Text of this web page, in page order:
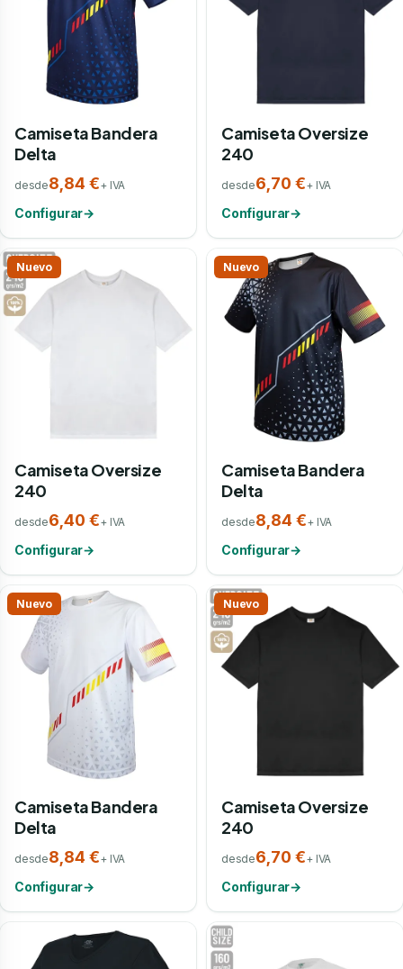
Camiseta Bandera
Delta
desde8,84 €+ IVA
Configurar→
Camiseta Oversize
240
desde6,70 €+ IVA
Configurar→
Nuevo
Camiseta Oversize
240
desde6,40 €+ IVA
Configurar→
Nuevo
Camiseta Bandera
Delta
desde8,84 €+ IVA
Configurar→
Nuevo
Camiseta Bandera
Delta
desde8,84 €+ IVA
Configurar→
Nuevo
Camiseta Oversize
240
desde6,70 €+ IVA
Configurar→